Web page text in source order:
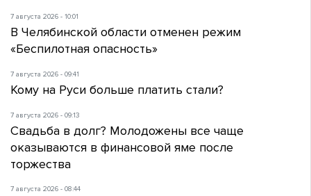
7 августа 2026 - 10:01
В Челябинской области отменен режим
«Беспилотная опасность»
7 августа 2026 - 09:41
Кому на Руси больше платить стали?
7 августа 2026 - 09:13
Свадьба в долг? Молодожены все чаще
оказываются в финансовой яме после
торжества
7 августа 2026 - 08:44